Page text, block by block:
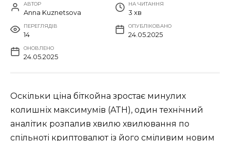
АВТОР
Anna Kuznetsova
НА ЧИТАННЯ
3 хв
ПЕРЕГЛЯДІВ
14
ОПУБЛІКОВАНО
24.05.2025
ОНОВЛЕНО
24.05.2025
Оскільки ціна біткойна зростає минулих
колишніх максимумів (ATH), один технічний
аналітик розпалив хвилю хвилювання по
спільноті криптовалют із його сміливим новим